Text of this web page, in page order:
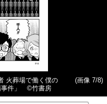
火葬場で働く僕の
事件」 ©竹書房
(画像 7/8)